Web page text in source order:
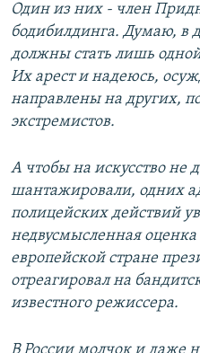
Один из них - член
бодибилдинга. Думаю, в
должны стать лишь
Их арест и надеюсь,
направлены на других,
экстремистов.
А чтобы на искусство не
шантажировали, одних
полицейских действий
недвусмысленная
европейской стране
отреагировал на
известного режиссера.